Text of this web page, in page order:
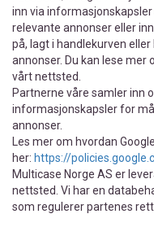
inn via
relevante annonser eller
på, lagt i handlekurven
annonser. Du kan lese mer
vårt nettsted.
Partnerne våre samler inn
informasjonskapsler for
annonser.
Les mer om hvordan
her: https://
Multicase Norge AS er
nettsted. Vi har en
som regulerer partenes